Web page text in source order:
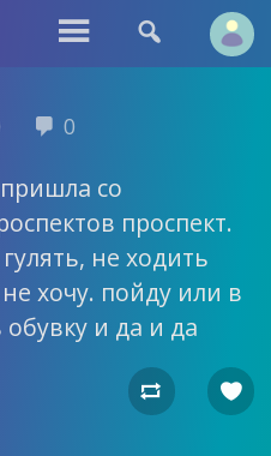
 
 0
со
проспект.
не ходить
хочу. пойду или в
и да и да
 